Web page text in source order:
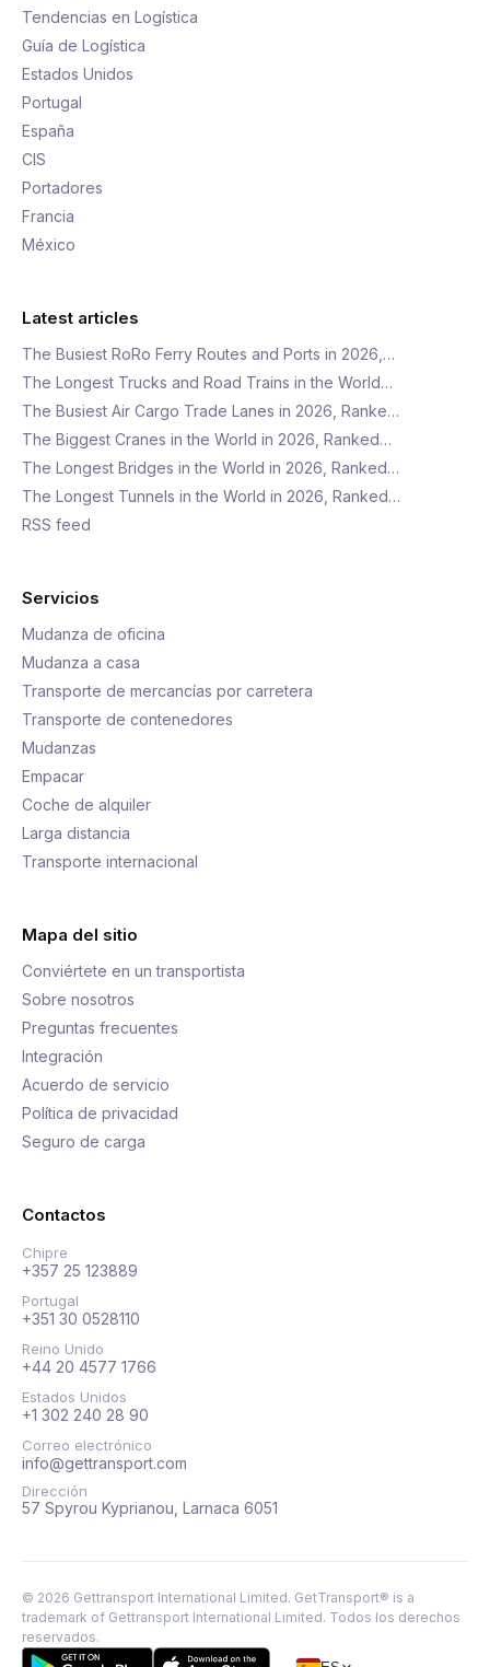
Tendencias en Logística
Guía de Logística
Estados Unidos
Portugal
España
CIS
Portadores
Francia
México
Latest articles
The Busiest RoRo Ferry Routes and Ports in 2026,…
The Longest Trucks and Road Trains in the World…
The Busiest Air Cargo Trade Lanes in 2026, Ranke…
The Biggest Cranes in the World in 2026, Ranked…
The Longest Bridges in the World in 2026, Ranked…
The Longest Tunnels in the World in 2026, Ranked…
RSS feed
Servicios
Mudanza de oficina
Mudanza a casa
Transporte de mercancías por carretera
Transporte de contenedores
Mudanzas
Empacar
Coche de alquiler
Larga distancia
Transporte internacional
Mapa del sitio
Conviértete en un transportista
Sobre nosotros
Preguntas frecuentes
Integración
Acuerdo de servicio
Política de privacidad
Seguro de carga
Contactos
Chipre
+357 25 123889
Portugal
+351 30 0528110
Reino Unido
+44 20 4577 1766
Estados Unidos
+1 302 240 28 90
Correo electrónico
info@gettransport.com
Dirección
57 Spyrou Kyprianou, Larnaca 6051
© 2026 Gettransport International Limited. GetTransport® is a
trademark of Gettransport International Limited. Todos los derechos
reservados.